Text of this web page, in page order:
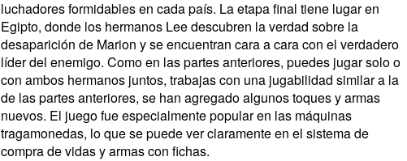
luchadores formidables en cada país. La etapa final tiene lugar en
Egipto, donde los hermanos Lee descubren la verdad sobre la
desaparición de Marion y se encuentran cara a cara con el verdadero
líder del enemigo. Como en las partes anteriores, puedes jugar solo o
con ambos hermanos juntos, trabajas con una jugabilidad similar a la
de las partes anteriores, se han agregado algunos toques y armas
nuevos. El juego fue especialmente popular en las máquinas
tragamonedas, lo que se puede ver claramente en el sistema de
compra de vidas y armas con fichas.